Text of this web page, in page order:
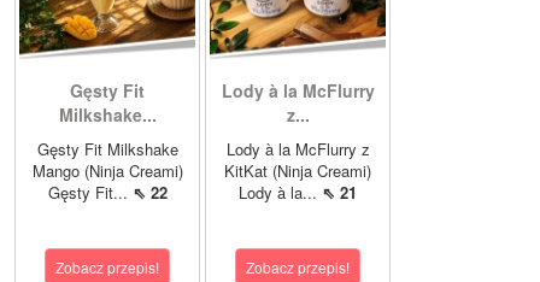
Gęsty Fit
Milkshake...
Gęsty Fit Milkshake
Mango (Ninja Creami)
Gęsty Fit... ⇖ 22
Zobacz przepis!
Lody à la McFlurry
z...
Lody à la McFlurry z
KitKat (Ninja Creami)
Lody à la... ⇖ 21
Zobacz przepis!